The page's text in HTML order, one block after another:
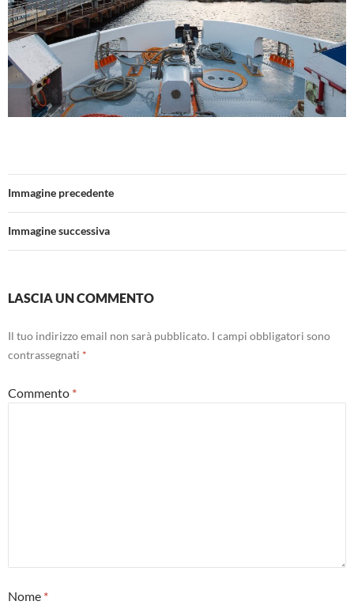
Immagine precedente
Immagine successiva
LASCIA UN COMMENTO
Il tuo indirizzo email non sarà pubblicato. I campi obbligatori sono
contrassegnati *
Commento *
Nome *